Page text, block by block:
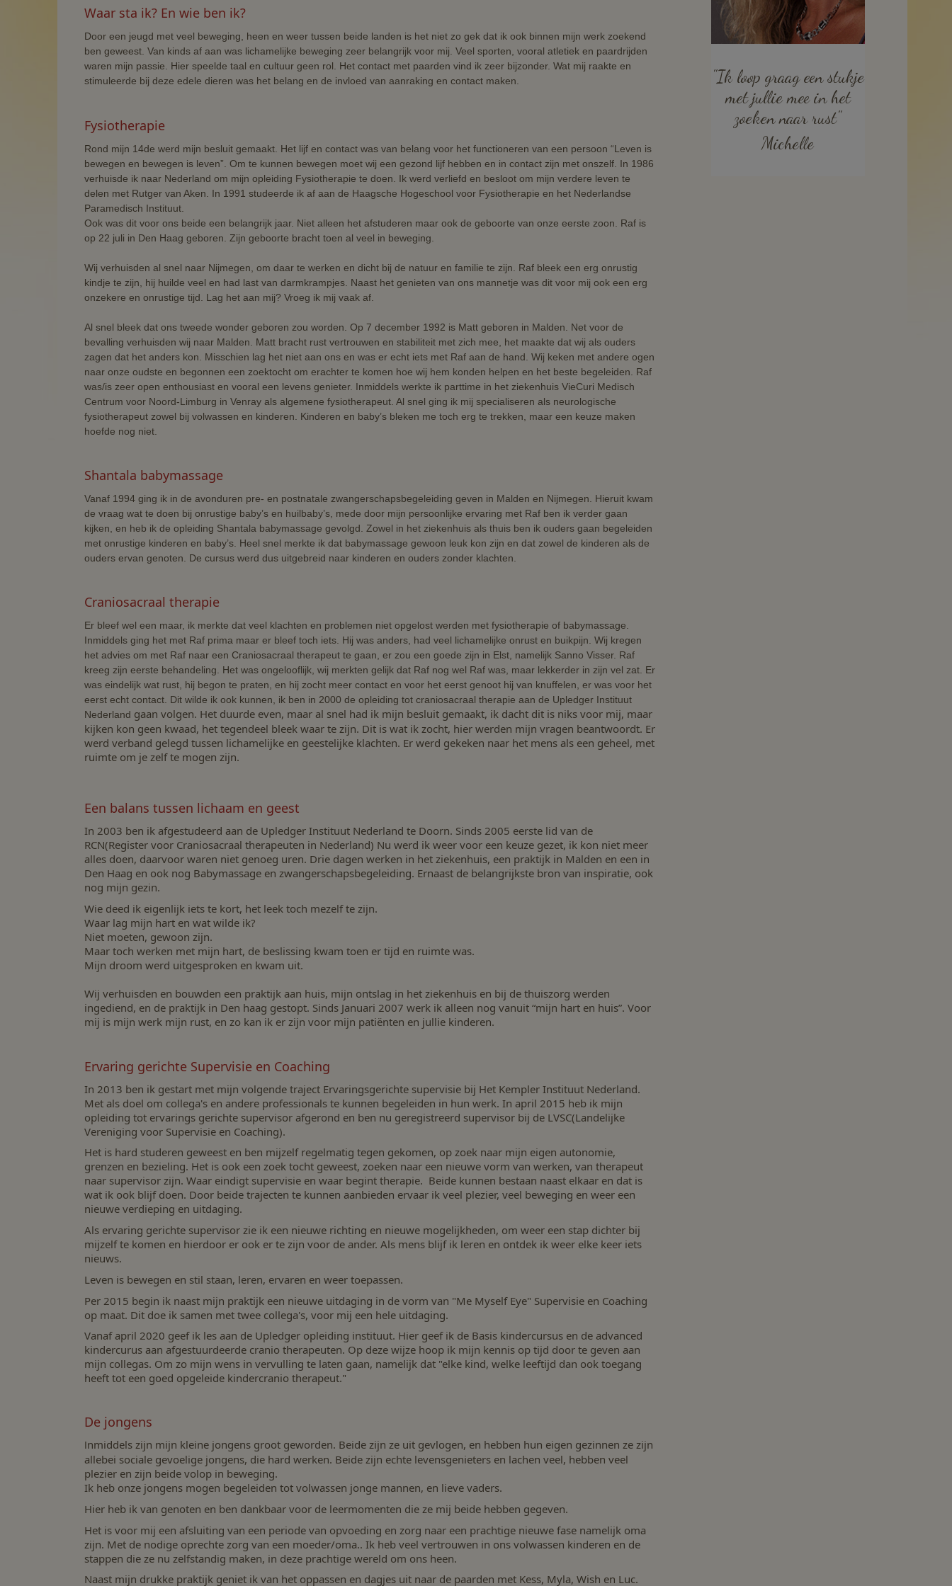
Waar sta ik? En wie ben ik?
Door een jeugd met veel beweging, heen en weer tussen beide landen is het niet zo gek dat ik ook binnen mijn werk zoekend
ben geweest. Van kinds af aan was lichamelijke beweging zeer belangrijk voor mij. Veel sporten, vooral atletiek en paardrijden
waren mijn passie. Hier speelde taal en cultuur geen rol. Het contact met paarden vind ik zeer bijzonder. Wat mij raakte en
stimuleerde bij deze edele dieren was het belang en de invloed van aanraking en contact maken.
Fysiotherapie
Rond mijn 14de werd mijn besluit gemaakt. Het lijf en contact was van belang voor het functioneren van een persoon “Leven is
bewegen en bewegen is leven”. Om te kunnen bewegen moet wij een gezond lijf hebben en in contact zijn met onszelf. In 1986
verhuisde ik naar Nederland om mijn opleiding Fysiotherapie te doen. Ik werd verliefd en besloot om mijn verdere leven te
delen met Rutger van Aken. In 1991 studeerde ik af aan de Haagsche Hogeschool voor Fysiotherapie en het Nederlandse
Paramedisch Instituut.
Ook was dit voor ons beide een belangrijk jaar. Niet alleen het afstuderen maar ook de geboorte van onze eerste zoon. Raf is
op 22 juli in Den Haag geboren. Zijn geboorte bracht toen al veel in beweging.
Wij verhuisden al snel naar Nijmegen, om daar te werken en dicht bij de natuur en familie te zijn. Raf bleek een erg onrustig
kindje te zijn, hij huilde veel en had last van darmkrampjes. Naast het genieten van ons mannetje was dit voor mij ook een erg
onzekere en onrustige tijd. Lag het aan mij? Vroeg ik mij vaak af.
Al snel bleek dat ons tweede wonder geboren zou worden. Op 7 december 1992 is Matt geboren in Malden. Net voor de
bevalling verhuisden wij naar Malden. Matt bracht rust vertrouwen en stabiliteit met zich mee, het maakte dat wij als ouders
zagen dat het anders kon. Misschien lag het niet aan ons en was er echt iets met Raf aan de hand. Wij keken met andere ogen
naar onze oudste en begonnen een zoektocht om erachter te komen hoe wij hem konden helpen en het beste begeleiden. Raf
was/is zeer open enthousiast en vooral een levens genieter. Inmiddels werkte ik parttime in het ziekenhuis VieCuri Medisch
Centrum voor Noord-Limburg in Venray als algemene fysiotherapeut. Al snel ging ik mij specialiseren als neurologische
fysiotherapeut zowel bij volwassen en kinderen. Kinderen en baby’s bleken me toch erg te trekken, maar een keuze maken
hoefde nog niet.
Shantala babymassage
Vanaf 1994 ging ik in de avonduren pre- en postnatale zwangerschapsbegeleiding geven in Malden en Nijmegen. Hieruit kwam
de vraag wat te doen bij onrustige baby’s en huilbaby’s, mede door mijn persoonlijke ervaring met Raf ben ik verder gaan
kijken, en heb ik de opleiding Shantala babymassage gevolgd. Zowel in het ziekenhuis als thuis ben ik ouders gaan begeleiden
met onrustige kinderen en baby’s. Heel snel merkte ik dat babymassage gewoon leuk kon zijn en dat zowel de kinderen als de
ouders ervan genoten. De cursus werd dus uitgebreid naar kinderen en ouders zonder klachten.
Craniosacraal therapie
Er bleef wel een maar, ik merkte dat veel klachten en problemen niet opgelost werden met fysiotherapie of babymassage.
Inmiddels ging het met Raf prima maar er bleef toch iets. Hij was anders, had veel lichamelijke onrust en buikpijn. Wij kregen
het advies om met Raf naar een Craniosacraal therapeut te gaan, er zou een goede zijn in Elst, namelijk Sanno Visser. Raf
kreeg zijn eerste behandeling. Het was ongelooflijk, wij merkten gelijk dat Raf nog wel Raf was, maar lekkerder in zijn vel zat. Er
was eindelijk wat rust, hij begon te praten, en hij zocht meer contact en voor het eerst genoot hij van knuffelen, er was voor het
eerst echt contact. Dit wilde ik ook kunnen, ik ben in 2000 de opleiding tot craniosacraal therapie aan de Upledger Instituut
Nederland gaan volgen. Het duurde even, maar al snel had ik mijn besluit gemaakt, ik dacht dit is niks voor mij, maar
kijken kon geen kwaad, het tegendeel bleek waar te zijn. Dit is wat ik zocht, hier werden mijn vragen beantwoordt. Er
werd verband gelegd tussen lichamelijke en geestelijke klachten. Er werd gekeken naar het mens als een geheel, met
ruimte om je zelf te mogen zijn.
Een balans tussen lichaam en geest
In 2003 ben ik afgestudeerd aan de Upledger Instituut Nederland te Doorn. Sinds 2005 eerste lid van de
RCN(Register voor Craniosacraal therapeuten in Nederland) Nu werd ik weer voor een keuze gezet, ik kon niet meer
alles doen, daarvoor waren niet genoeg uren. Drie dagen werken in het ziekenhuis, een praktijk in Malden en een in
Den Haag en ook nog Babymassage en zwangerschapsbegeleiding. Ernaast de belangrijkste bron van inspiratie, ook
nog mijn gezin.
Wie deed ik eigenlijk iets te kort, het leek toch mezelf te zijn.
Waar lag mijn hart en wat wilde ik?
Niet moeten, gewoon zijn.
Maar toch werken met mijn hart, de beslissing kwam toen er tijd en ruimte was.
Mijn droom werd uitgesproken en kwam uit.
Wij verhuisden en bouwden een praktijk aan huis, mijn ontslag in het ziekenhuis en bij de thuiszorg werden
ingediend, en de praktijk in Den haag gestopt. Sinds Januari 2007 werk ik alleen nog vanuit “mijn hart en huis”. Voor
mij is mijn werk mijn rust, en zo kan ik er zijn voor mijn patiënten en jullie kinderen.
Ervaring gerichte Supervisie en Coaching
In 2013 ben ik gestart met mijn volgende traject Ervaringsgerichte supervisie bij Het Kempler Instituut Nederland.
Met als doel om collega's en andere professionals te kunnen begeleiden in hun werk. In april 2015 heb ik mijn
opleiding tot ervarings gerichte supervisor afgerond en ben nu geregistreerd supervisor bij de LVSC(Landelijke
Vereniging voor Supervisie en Coaching).
Het is hard studeren geweest en ben mijzelf regelmatig tegen gekomen, op zoek naar mijn eigen autonomie,
grenzen en bezieling. Het is ook een zoek tocht geweest, zoeken naar een nieuwe vorm van werken, van therapeut
naar supervisor zijn. Waar eindigt supervisie en waar begint therapie. Beide kunnen bestaan naast elkaar en dat is
wat ik ook blijf doen. Door beide trajecten te kunnen aanbieden ervaar ik veel plezier, veel beweging en weer een
nieuwe verdieping en uitdaging.
Als ervaring gerichte supervisor zie ik een nieuwe richting en nieuwe mogelijkheden, om weer een stap dichter bij
mijzelf te komen en hierdoor er ook er te zijn voor de ander. Als mens blijf ik leren en ontdek ik weer elke keer iets
nieuws.
Leven is bewegen en stil staan, leren, ervaren en weer toepassen.
Per 2015 begin ik naast mijn praktijk een nieuwe uitdaging in de vorm van "Me Myself Eye" Supervisie en Coaching
op maat. Dit doe ik samen met twee collega's, voor mij een hele uitdaging.
Vanaf april 2020 geef ik les aan de Upledger opleiding instituut. Hier geef ik de Basis kindercursus en de advanced
kindercurus aan afgestuurdeerde cranio therapeuten. Op deze wijze hoop ik mijn kennis op tijd door te geven aan
mijn collegas. Om zo mijn wens in vervulling te laten gaan, namelijk dat "elke kind, welke leeftijd dan ook toegang
heeft tot een goed opgeleide kindercranio therapeut."
De jongens
Inmiddels zijn mijn kleine jongens groot geworden. Beide zijn ze uit gevlogen, en hebben hun eigen gezinnen ze zijn
allebei sociale gevoelige jongens, die hard werken. Beide zijn echte levensgenieters en lachen veel, hebben veel
plezier en zijn beide volop in beweging.
Ik heb onze jongens mogen begeleiden tot volwassen jonge mannen, en lieve vaders.
Hier heb ik van genoten en ben dankbaar voor de leermomenten die ze mij beide hebben gegeven.
Het is voor mij een afsluiting van een periode van opvoeding en zorg naar een prachtige nieuwe fase namelijk oma
zijn. Met de nodige oprechte zorg van een moeder/oma.. Ik heb veel vertrouwen in ons volwassen kinderen en de
stappen die ze nu zelfstandig maken, in deze prachtige wereld om ons heen.
Naast mijn drukke praktijk geniet ik van het oppassen en dagjes uit naar de paarden met Kess, Myla, Wish en Luc.
"Ik loop graag een stukje
met jullie mee in het
zoeken naar rust"
Michelle